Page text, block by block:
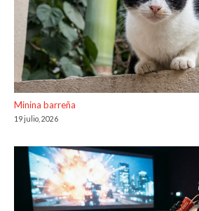
Minina barreña
19 julio, 2026